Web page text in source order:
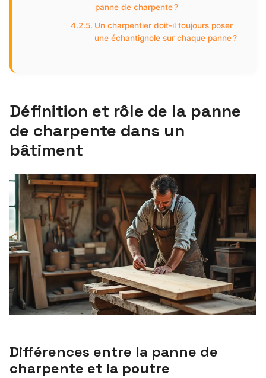
panne de charpente ?
Un charpentier doit-il toujours poser
une échantignole sur chaque panne ?
Définition et rôle de la panne
de charpente dans un
bâtiment
Différences entre la panne de
charpente et la poutre